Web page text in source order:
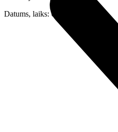
Datums, laiks: 06.08.2026 17:29